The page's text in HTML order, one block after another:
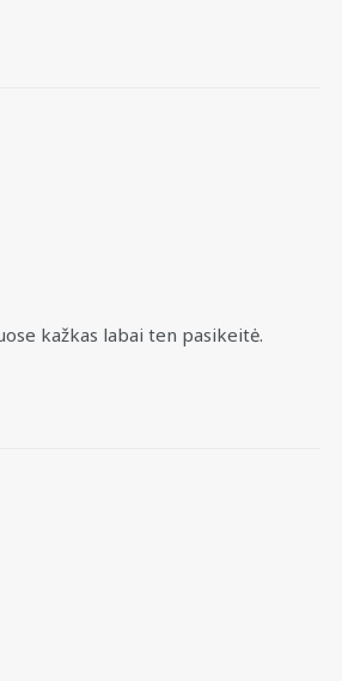
kažkas labai ten pasikeitė.